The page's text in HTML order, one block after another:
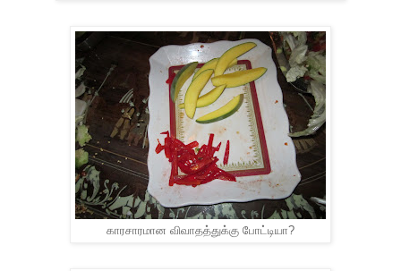
காரசாரமான விவாதத்துக்கு போட்டியா?